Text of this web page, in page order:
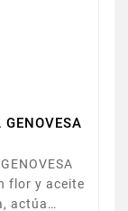
flor y aceite
actúa